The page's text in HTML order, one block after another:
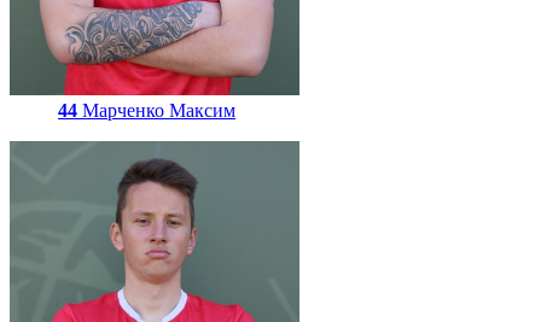
44 Марченко Максим